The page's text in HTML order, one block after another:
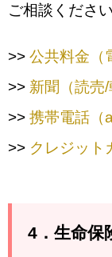
ご相談ください
>> 公共料金（
>> 新聞（読売
>> 携帯電話（
>> クレジット
4．生命保